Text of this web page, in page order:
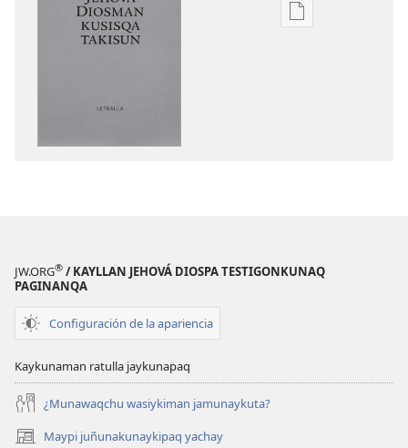
Kaypi
JW.ORG® / KAYLLAN JEHOVÁ DIOSPA TESTIGONKUNAQ
PAGINANQA
Configuración de la apariencia
Kaykunaman ratulla jaykunapaq
¿Munawaqchu wasiykiman jamunaykuta?
Maypi juñunakunaykipaq yachay
(abre